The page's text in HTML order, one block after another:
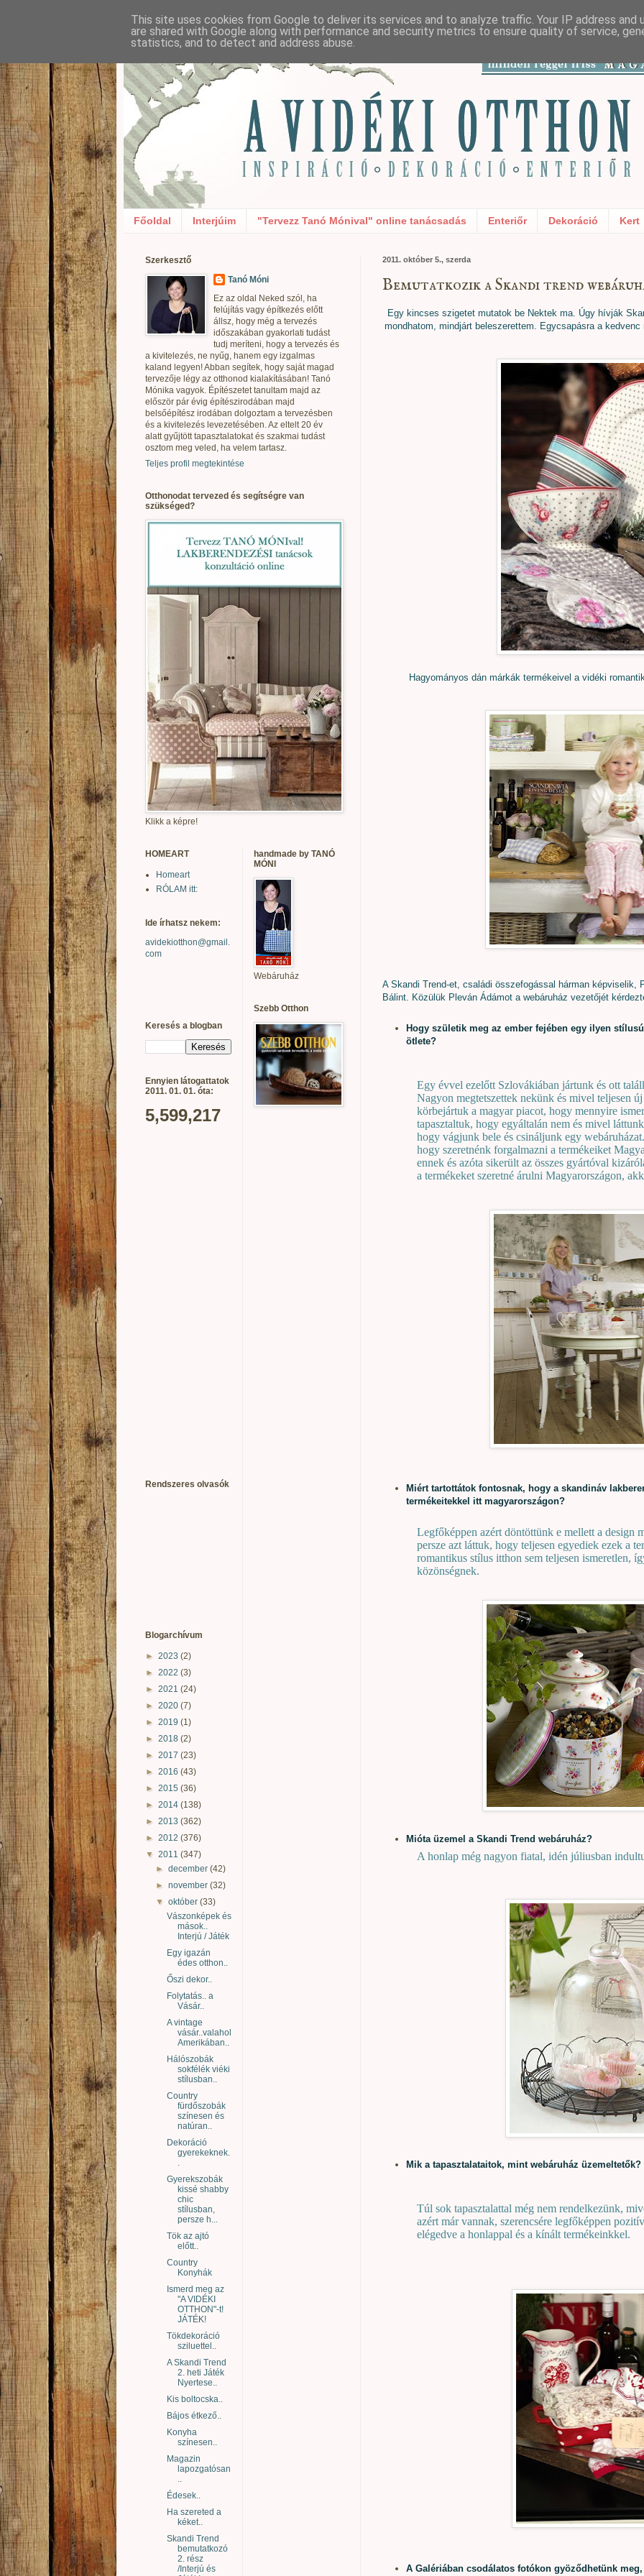
Főoldal Interjúim "Tervezz Tanó Mónival" online tanácsadás Enteriőr Dekoráció Kert
2011. október 5., szerda
Bemutatkozik a Skandi trend
Egy kincses szigetet mutatok be Nektek ma. Úgy hívják
mondhatom, mindjárt beleszerettem. Egycsapásra a
Hagyományos dán márkák termékeivel a vidéki
A Skandi Trend-et, családi összefogással hárman képviselik,
Bálint. Közülük Pleván Ádámot a webáruház vezetőjét
Hogy születik meg az ember fejében egy ilyen
ötlete?
Egy évvel ezelőtt Szlovákiában jártunk és ott
Nagyon megtetszettek nekünk és mivel teljesen
körbejártuk a magyar piacot, hogy mennyire
tapasztaltuk, hogy egyáltalán nem és mivel
hogy vágjunk bele és csináljunk egy
hogy szeretnénk forgalmazni a termékeiket
ennek és azóta sikerült az összes gyártóval
a termékeket szeretné árulni Magyarországon,
Miért tartottátok fontosnak, hogy a skandináv
termékeitekkel itt magyarországon?
Legfőképpen azért döntöttünk e mellett a design
persze azt láttuk, hogy teljesen egyediek ezek a
romantikus stílus itthon sem teljesen ismeretlen,
közönségnek.
Mióta üzemel a Skandi Trend webáruház?
A honlap még nagyon fiatal, idén júliusban
Mik a tapasztalataitok, mint webáruház üzemeltetők?
Túl sok tapasztalattal még nem rendelkezünk,
azért már vannak, szerencsére legfőképpen
elégedve a honlappal és a kínált termékeinkkel.
A Galériában csodálatos fotókon gyöződhetünk
Szerkesztő
Tanó Móni
Ez az oldal Neked szól, ha
felújítás vagy építkezés előtt
állsz, hogy még a tervezés
időszakában gyakorlati tudást
tudj meríteni, hogy a tervezés és
a kivitelezés, ne nyűg, hanem egy izgalmas
kaland legyen! Abban segítek, hogy saját magad
tervezője légy az otthonod kialakításában! Tanó
Mónika vagyok. Építészetet tanultam majd az
először pár évig építészirodában majd
belsőépítész irodában dolgoztam a tervezésben
és a kivitelezés levezetésében. Az eltelt 20 év
alatt gyűjtött tapasztalatokat és szakmai tudást
osztom meg veled, ha velem tartasz.
Teljes profil megtekintése
Otthonodat tervezed és segítségre van
szükséged?
Klikk a képre!
HOMEART
Homeart
RÓLAM itt:
Ide írhatsz nekem:
avidekiotthon@gmail.
com
Keresés a blogban
Ennyien látogattatok
2011. 01. 01. óta:
5,599,217
Rendszeres olvasók
Blogarchívum
► 2023 (2)
► 2022 (3)
► 2021 (24)
► 2020 (7)
► 2019 (1)
► 2018 (2)
► 2017 (23)
► 2016 (43)
► 2015 (36)
► 2014 (138)
► 2013 (362)
► 2012 (376)
▼ 2011 (347)
►december(42)
►november(32)
▼október(33)
Vászonképek és
mások..
Interjú / Játék
Egy igazán
édes otthon..
Őszi dekor..
Folytatás.. a
Vásár..
A vintage
vásár..valahol
Amerikában..
Hálószobák
sokfélék viéki
stílusban..
Country
fürdőszobák
színesen és
natúran..
Dekoráció
gyerekeknek.
Gyerekszobák
kissé shabby
chic
stílusban,
persze h...
Tök az ajtó
előtt..
Country
Konyhák
Ismerd meg az
"A VIDÉKI
OTTHON"-t!
JÁTÉK!
Tökdekoráció
sziluettel..
A Skandi Trend
2. heti Játék
Nyertese..
Kis boltocska..
Bájos étkező..
Konyha
színesen..
Magazin
lapozgatósan
Édesek..
Ha szereted a
kéket..
Skandi Trend
bemutatkozó
2. rész
/Interjú és
handmade by TANÓ
MÓNI
Webáruház
Szebb Otthon
This site uses cookies from Google to deliver its services and to analyze traffic. Your IP address and
are shared with Google along with performance and security metrics to ensure quality of service,
statistics, and to detect and address abuse.